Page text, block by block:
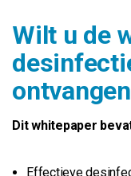
Wilt u de
Dit whitepaper
Effectieve